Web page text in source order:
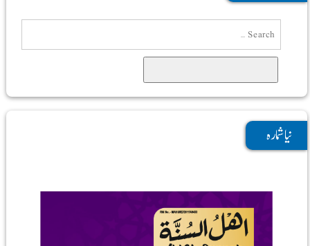
نیا شمارہ